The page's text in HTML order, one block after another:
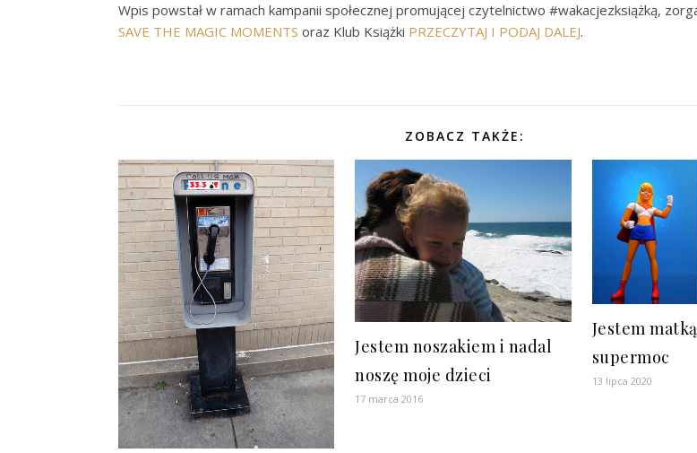
Wpis powstał w ramach kampanii społecznej promującej czytelnictwo #wakacjezksiążką,
SAVE THE MAGIC MOMENTS oraz Klub Książki PRZECZYTAJ I PODAJ DALEJ.
ZOBACZ TAKŻE:
Jestem noszakiem i nadal
noszę moje dzieci
17 marca 2016
Jestem
supermoc
13 lipca 2020